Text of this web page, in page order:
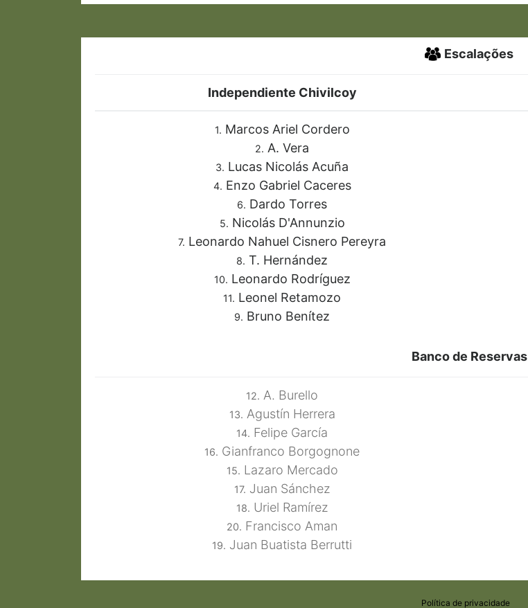
Escalações
Independiente Chivilcoy
1. Marcos Ariel Cordero
2. A. Vera
3. Lucas Nicolás Acuña
4. Enzo Gabriel Caceres
6. Dardo Torres
5. Nicolás D'Annunzio
7. Leonardo Nahuel Cisnero Pereyra
8. T. Hernández
10. Leonardo Rodríguez
11. Leonel Retamozo
9. Bruno Benítez
Banco de Reservas
12. A. Burello
13. Agustín Herrera
14. Felipe García
16. Gianfranco Borgognone
15. Lazaro Mercado
17. Juan Sánchez
18. Uriel Ramírez
20. Francisco Aman
19. Juan Buatista Berrutti
Política de privacidade